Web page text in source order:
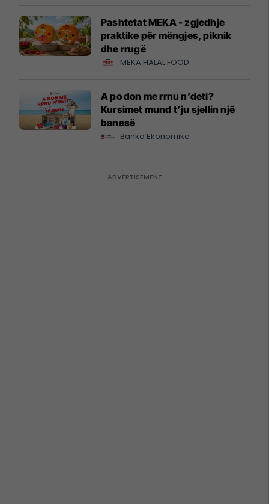
Pashtetat MEKA - zgjedhje
praktike për mëngjes, piknik
dhe rrugë
MEKA HALAL FOOD
A po don me rrnu n’deti?
Kursimet mund t’ju sjellin një
banesë
Banka Ekonomike